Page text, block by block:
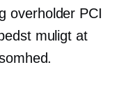
overholder PCI
muligt at